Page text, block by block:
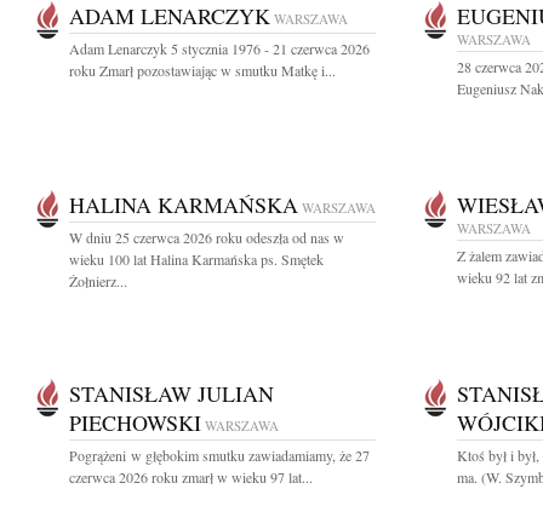
ADAM LENARCZYK WARSZAWA
Adam Lenarczyk 5 stycznia 1976 - 21 czerwca 2026
roku Zmarł pozostawiając w smutku Matkę i...
WARSZAWA
28 czerwca
Eugeniusz
HALINA KARMAŃSKA WARSZAWA
W dniu 25 czerwca 2026 roku odeszła od nas w
wieku 100 lat Halina Karmańska ps. Smętek
Żołnierz...
WARSZAWA
Z żalem
wieku 92 lat
STANISŁAW JULIAN
PIECHOWSKI WARSZAWA
Pogrążeni w głębokim smutku zawiadamiamy, że 27
czerwca 2026 roku zmarł w wieku 97 lat...
Ktoś był i
ma. (W.